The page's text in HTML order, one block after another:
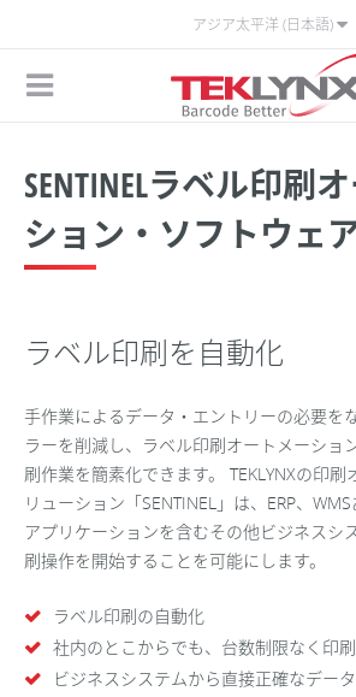
アジア太平洋 (日本語)
SENTINELラベル印刷
ション・ソフトウェ
ラベル印刷を自動化
手作業によるデータ・エントリーの必要を
ラーを削減し、ラベル印刷オートメーショ
刷作業を簡素化できます。 TEKLYNXの印
リューション「SENTINEL」は、ERP、
アプリケーションを含むその他ビジネスシ
刷操作を開始することを可能にします。
ラベル印刷の自動化
社内のとこからでも、台数制限なく印
ビジネスシステムから直接正確なデー